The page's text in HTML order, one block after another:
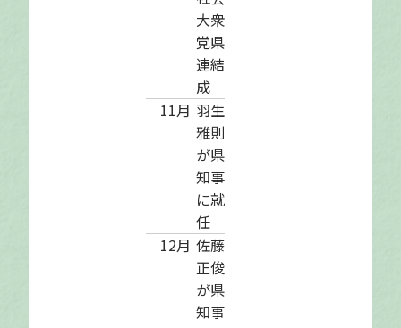
大衆
党県
連結
成
11月 羽生
雅則
が県
知事
に就
任
12月 佐藤
正俊
が県
知事